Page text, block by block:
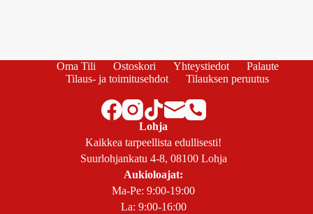
Oma Tili Ostoskori Yhteystiedot
Palaute
Tilaus- ja toimitusehdot
Tilauksen peruutus
Lohja
Kaikkea tarpeellista edullisesti!
Suurlohjankatu 4-8, 08100 Lohja
Aukioloajat:
Ma-Pe: 9:00-19:00
La: 9:00-16:00